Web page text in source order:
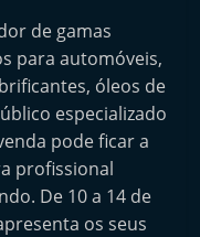
de gamas
para automóveis,
óleos de
especializado
pode ficar a
profissional
De 10 a 14 de
os seus